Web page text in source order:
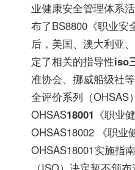
业健康安全管理体系
布了BS8800《职业安
后，美国、澳大利亚
定了相关的指导性iso
准协会、挪威船级社
全评价系列（OHSAS
OHSAS18001 《职业
OHSAS18002 《职业
OHSAS18001实施指